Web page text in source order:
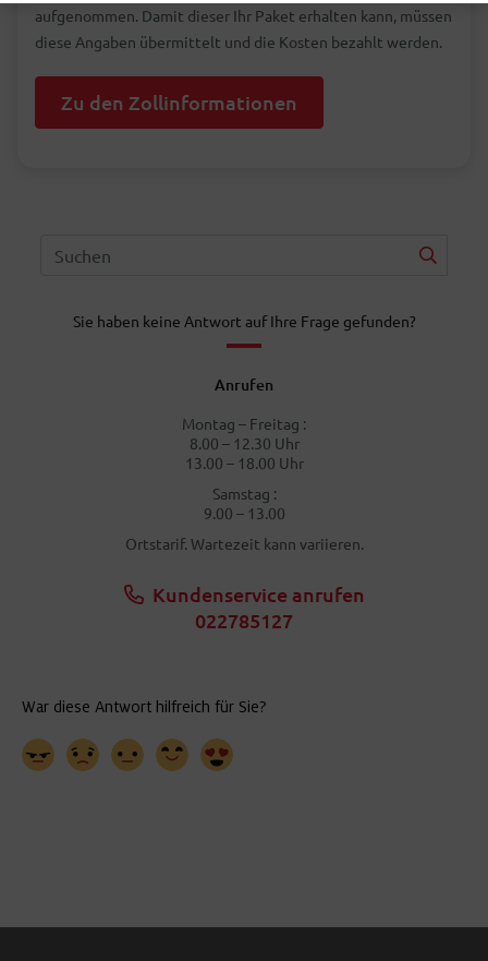
aufgenommen. Damit dieser Ihr Paket erhalten kann, müssen
diese Angaben übermittelt und die Kosten bezahlt werden.
Zu den Zollinformationen
Sie haben keine Antwort auf Ihre Frage gefunden?
Anrufen
Montag – Freitag :
8.00 – 12.30 Uhr
13.00 – 18.00 Uhr
Samstag :
9.00 – 13.00
Ortstarif. Wartezeit kann variieren.
Kundenservice anrufen
022785127